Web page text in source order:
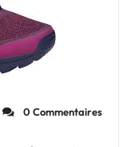
0 Commentaires